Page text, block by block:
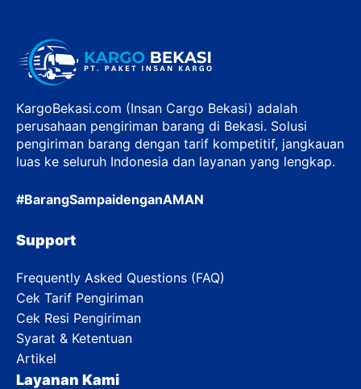
KargoBekasi.com (Insan Cargo Bekasi) adalah
perusahaan pengiriman barang di Bekasi. Solusi
pengiriman barang dengan tarif kompetitif, jangkauan
luas ke seluruh Indonesia dan layanan yang lengkap.
#BarangSampaidenganAMAN
Support
Frequently Asked Questions (FAQ)
Cek Tarif Pengiriman
Cek Resi Pengiriman
Syarat & Ketentuan
Artikel
Layanan Kami